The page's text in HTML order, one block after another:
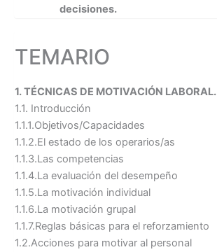
decisiones.
TEMARIO
1. TÉCNICAS DE MOTIVACIÓN LABORAL.
1.1. Introducción
1.1.1.Objetivos/Capacidades
1.1.2.El estado de los operarios/as
1.1.3.Las competencias
1.1.4.La evaluación del desempeño
1.1.5.La motivación individual
1.1.6.La motivación grupal
1.1.7.Reglas básicas para el reforzamiento
1.2.Acciones para motivar al personal